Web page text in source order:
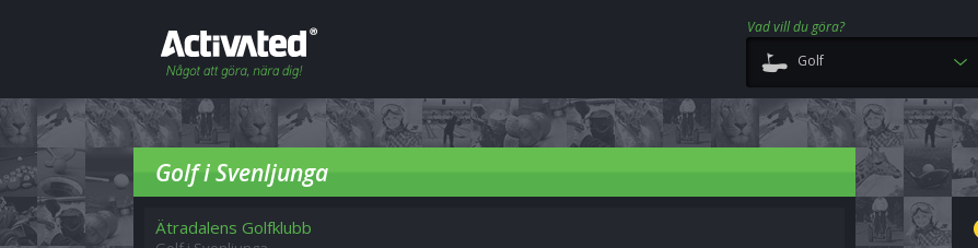
Vad vill du göra?
Golf
Golf i Svenljunga
Ätradalens Golfklubb